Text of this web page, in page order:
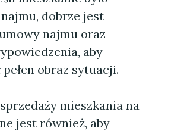
dobrze jest
najmu oraz
aby
obraz sytuacji.
mieszkania na
jest również, aby